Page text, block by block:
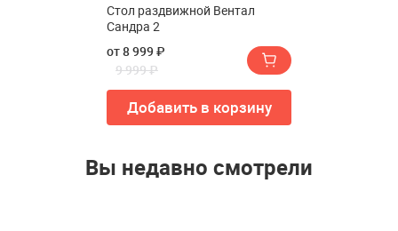
Стол раздвижной Вентал
Сандра 2
от 8 999 ₽
9 999 ₽
Добавить в корзину
Вы недавно смотрели